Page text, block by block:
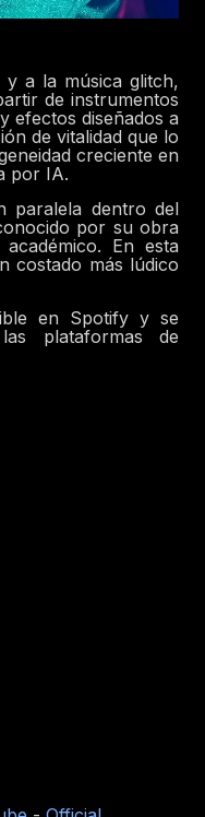
a la música glitch,
de instrumentos
efectos diseñados a
de vitalidad que lo
creciente en
por IA.
paralela dentro del
por su obra
En esta
costado más lúdico
en Spotify y se
plataformas de